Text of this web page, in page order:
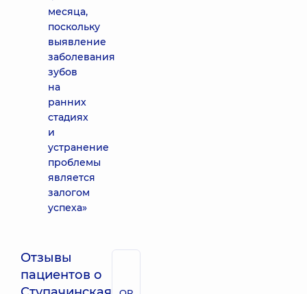
месяца,
поскольку
выявление
заболевания
зубов
на
ранних
стадиях
и
устранение
проблемы
является
залогом
успеха»
Отзывы
пациентов о